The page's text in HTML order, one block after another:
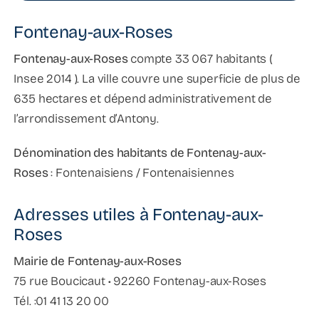
Fontenay-aux-Roses
Fontenay-aux-Rosescompte 33 067 habitants (
Insee 2014 ). La ville couvre une superficie de plus de
635 hectares et dépend administrativement de
l’arrondissement d’Antony.
Dénomination des habitants de Fontenay-aux-
Roses: Fontenaisiens / Fontenaisiennes
Adresses utiles à Fontenay-aux-
Roses
Mairie de Fontenay-aux-Roses
75 rue Boucicaut • 92260 Fontenay-aux-Roses
Tél. :01 41 13 20 00